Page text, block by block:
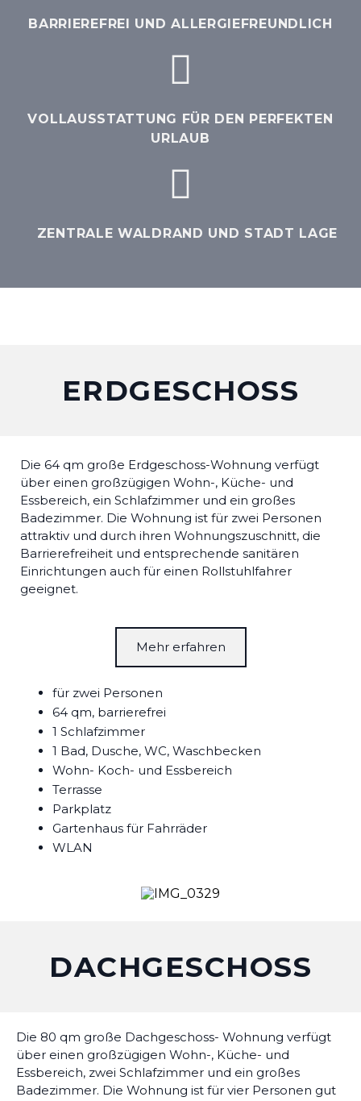
BARRIEREFREI UND ALLERGIEFREUNDLICH
VOLLAUSSTATTUNG FÜR DEN PERFEKTEN
URLAUB
ZENTRALE WALDRAND UND STADT LAGE
ERDGESCHOSS
Die 64 qm große Erdgeschoss-Wohnung verfügt
über einen großzügigen Wohn-, Küche- und
Essbereich, ein Schlafzimmer und ein großes
Badezimmer. Die Wohnung ist für zwei Personen
attraktiv und durch ihren Wohnungszuschnitt, die
Barrierefreiheit und entsprechende sanitären
Einrichtungen auch für einen Rollstuhlfahrer
geeignet.
Mehr erfahren
für zwei Personen
64 qm, barrierefrei
1 Schlafzimmer
1 Bad, Dusche, WC, Waschbecken
Wohn- Koch- und Essbereich
Terrasse
Parkplatz
Gartenhaus für Fahrräder
WLAN
DACHGESCHOSS
Die 80 qm große Dachgeschoss- Wohnung verfügt
über einen großzügigen Wohn-, Küche- und
Essbereich, zwei Schlafzimmer und ein großes
Badezimmer. Die Wohnung ist für vier Personen gut